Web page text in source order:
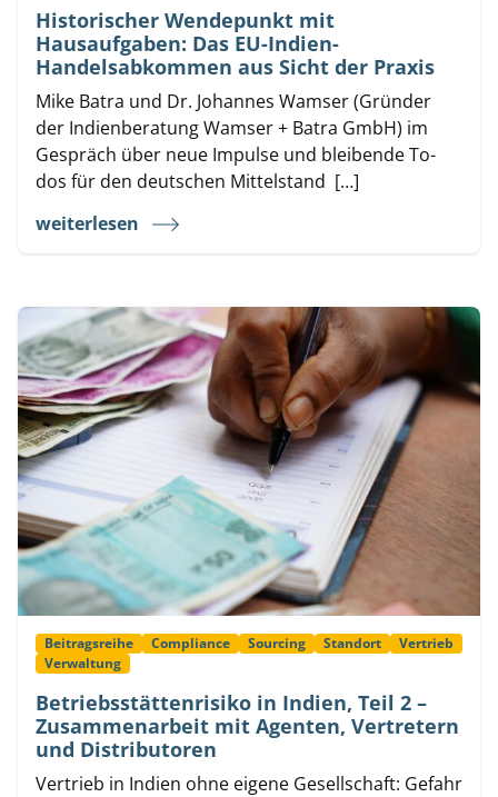
Historischer Wendepunkt mit
Hausaufgaben: Das EU-Indien-
Handelsabkommen aus Sicht der Praxis
Mike Batra und Dr. Johannes Wamser (Gründer
der Indienberatung Wamser + Batra GmbH) im
Gespräch über neue Impulse und bleibende To-
dos für den deutschen Mittelstand […]
weiterlesen
Beitragsreihe Compliance Sourcing Standort
Vertrieb
Verwaltung
Betriebsstättenrisiko in Indien, Teil 2 –
Zusammenarbeit mit Agenten, Vertretern
und Distributoren
Vertrieb in Indien ohne eigene Gesellschaft: Gefahr